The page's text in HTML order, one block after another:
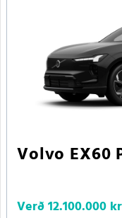
Volvo EX60
Verð12.100.000